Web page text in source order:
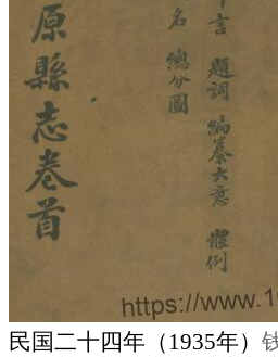
民国二十四年（1935年）